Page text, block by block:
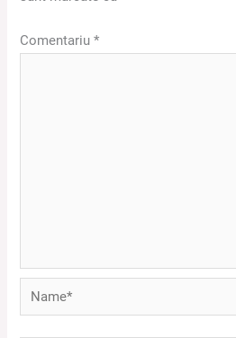
Comentariu*
Name*